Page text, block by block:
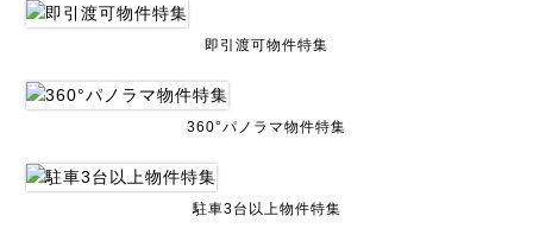
即引渡可物件特集
360°パノラマ物件特集
駐車3台以上物件特集